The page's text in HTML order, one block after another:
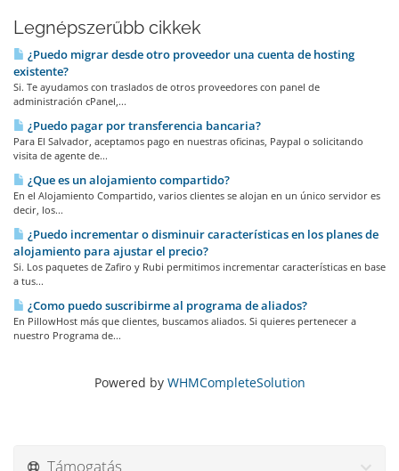
Legnépszerűbb cikkek
¿Puedo migrar desde otro proveedor una cuenta de hosting
existente?
Si. Te ayudamos con traslados de otros proveedores con panel de
administración cPanel,...
¿Puedo pagar por transferencia bancaria?
Para El Salvador, aceptamos pago en nuestras oficinas, Paypal o solicitando
visita de agente de...
¿Que es un alojamiento compartido?
En el Alojamiento Compartido, varios clientes se alojan en un único servidor es
decir, los...
¿Puedo incrementar o disminuir características en los planes de
alojamiento para ajustar el precio?
Si. Los paquetes de Zafiro y Rubi permitimos incrementar características en base
a tus...
¿Como puedo suscribirme al programa de aliados?
En PillowHost más que clientes, buscamos aliados. Si quieres pertenecer a
nuestro Programa de...
Powered by WHMCompleteSolution
Támogatás